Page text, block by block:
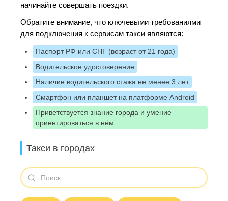
начинайте совершать поездки.
Обратите внимание, что ключевыми требованиями
для подключения к сервисам такси являются:
Паспорт РФ или СНГ (возраст от 21 года)
Водительское удостоверение
Наличие водительского стажа не менее 3 лет
Смартфон или планшет на платформе Android
Приветствуется знание города и умение
ориентироваться в нём
Такси в городах